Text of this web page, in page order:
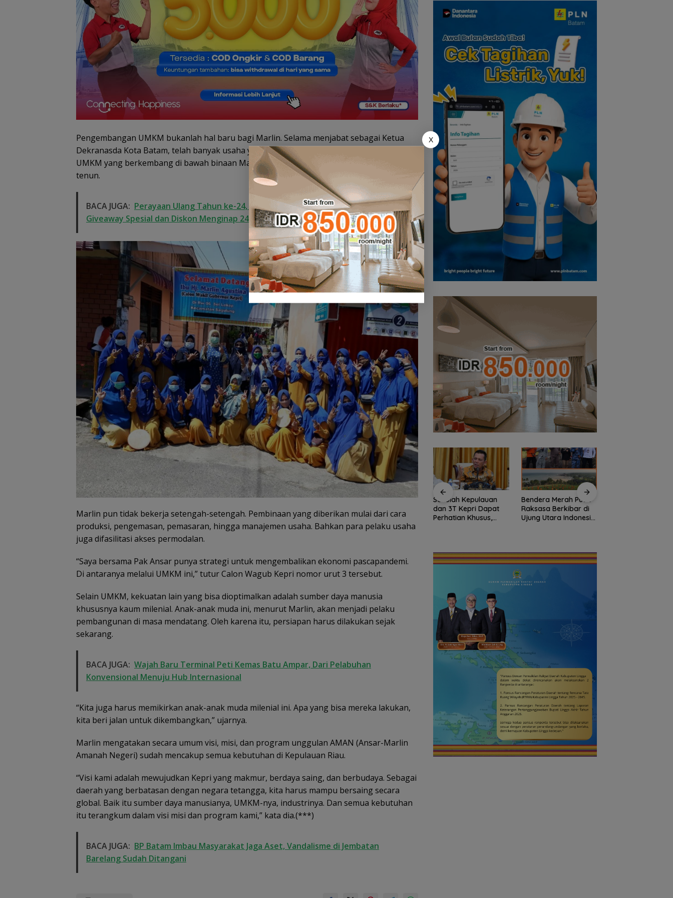
Pengembangan UMKM bukanlah hal baru bagi Marlin. Selama menjabat sebagai Ketua
Dekranasda Kota Batam, telah banyak usaha yang lahir dari tangan dinginnya. Beberapa
UMKM yang berkembang di bawah binaan Marlin yaitu produksi batik Batam dan kain
tenun.
BACA JUGA: Perayaan Ulang Tahun ke-24, HARRIS Resort Waterfront Batam Gelar
Giveaway Spesial dan Diskon Menginap 24 Persen
Marlin pun tidak bekerja setengah-setengah. Pembinaan yang diberikan mulai dari cara
produksi, pengemasan, pemasaran, hingga manajemen usaha. Bahkan para pelaku usaha
juga difasilitasi akses permodalan.
“Saya bersama Pak Ansar punya strategi untuk mengembalikan ekonomi pascapandemi.
Di antaranya melalui UMKM ini,” tutur Calon Wagub Kepri nomor urut 3 tersebut.
Selain UMKM, kekuatan lain yang bisa dioptimalkan adalah sumber daya manusia
khususnya kaum milenial. Anak-anak muda ini, menurut Marlin, akan menjadi pelaku
pembangunan di masa mendatang. Oleh karena itu, persiapan harus dilakukan sejak
sekarang.
BACA JUGA: Wajah Baru Terminal Peti Kemas Batu Ampar, Dari Pelabuhan
Konvensional Menuju Hub Internasional
“Kita juga harus memikirkan anak-anak muda milenial ini. Apa yang bisa mereka lakukan,
kita beri jalan untuk dikembangkan,” ujarnya.
Marlin mengatakan secara umum visi, misi, dan program unggulan AMAN (Ansar-Marlin
Amanah Negeri) sudah mencakup semua kebutuhan di Kepulauan Riau.
“Visi kami adalah mewujudkan Kepri yang makmur, berdaya saing, dan berbudaya. Sebagai
daerah yang berbatasan dengan negara tetangga, kita harus mampu bersaing secara
global. Baik itu sumber daya manusianya, UMKM-nya, industrinya. Dan semua kebutuhan
itu terangkum dalam visi misi dan program kami,” kata dia.(***)
BACA JUGA: BP Batam Imbau Masyarakat Jaga Aset, Vandalisme di Jembatan
Barelang Sudah Ditangani
Diselesaikan Secara
Kekeluargaan
Kejari Natuna Tahan
Kades Selaut
Nonaktif, Dugaan
Korupsi APBDes
Rp533 Juta
Sekolah Rakyat
Natuna Kian Diminati,
93 Siswa Baru Ikuti
MPLS Perdana Tahun
Ajaran 2026
Persiapan HUT ke-81
RI di Natuna Sudah 80
Persen, Libatkan TNI-
Polri hingga Tim Medis
Sekolah Kepulauan
dan 3T Kepri Dapat
Perhatian Khusus,
Revitalisasi Capai
Bendera Merah Putih
Raksasa Berkibar di
Ujung Utara Indonesia,
Wilayah Perbatasan
Semangat
Kebangsaan di
Perbatasan, Lanud
RI
X